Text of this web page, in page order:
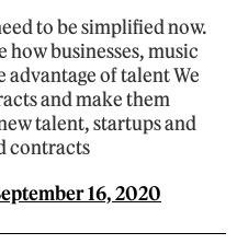
to be simplified now.
businesses, music
advantage of talent We
and make them
talent, startups and
contracts
16, 2020